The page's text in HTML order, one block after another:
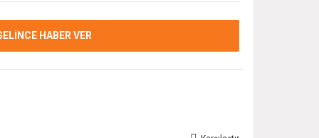
HABER VER